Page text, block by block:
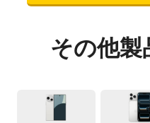
その他製